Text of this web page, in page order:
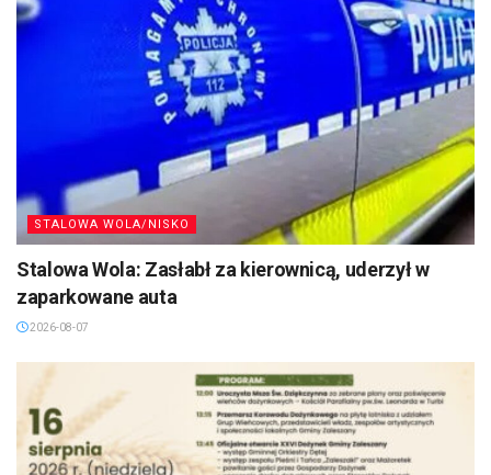
STALOWA WOLA/NISKO
Stalowa Wola: Zasłabł za kierownicą, uderzył w
zaparkowane auta
2026-08-07